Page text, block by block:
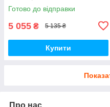
Готово до відправки
5 055 ₴ 5 135 ₴
Купити
Про нас